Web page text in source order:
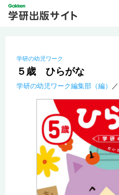
学研の幼児ワーク
５歳 ひらがな
学研の幼児ワーク編集部（編）